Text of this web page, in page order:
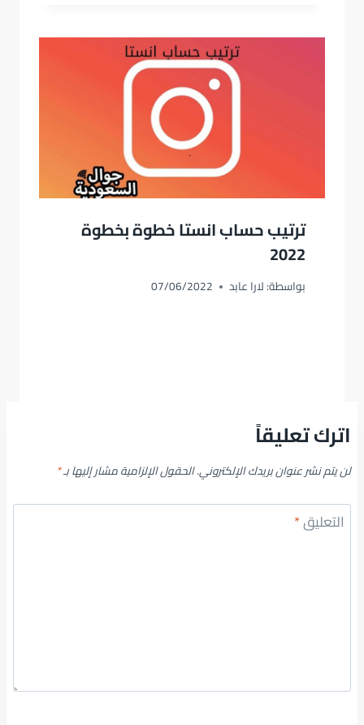
ترتيب حساب انستا خطوة بخطوة
2022
بواسطة:لارا عابد 07/06/2022
اترك تعليقاً
لن يتم نشر عنوان بريدك الإلكتروني.الحقول الإلزامية مشار إليها بـ*
التعليق*